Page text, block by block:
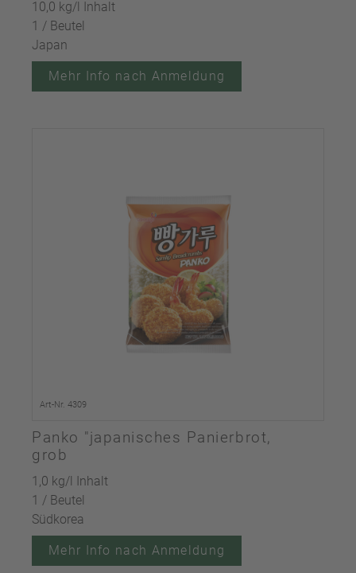
10,0 kg/l Inhalt
1 / Beutel
Japan
Mehr Info nach Anmeldung
Art-Nr. 4309
Panko "japanisches Panierbrot,
grob
1,0 kg/l Inhalt
1 / Beutel
Südkorea
Mehr Info nach Anmeldung